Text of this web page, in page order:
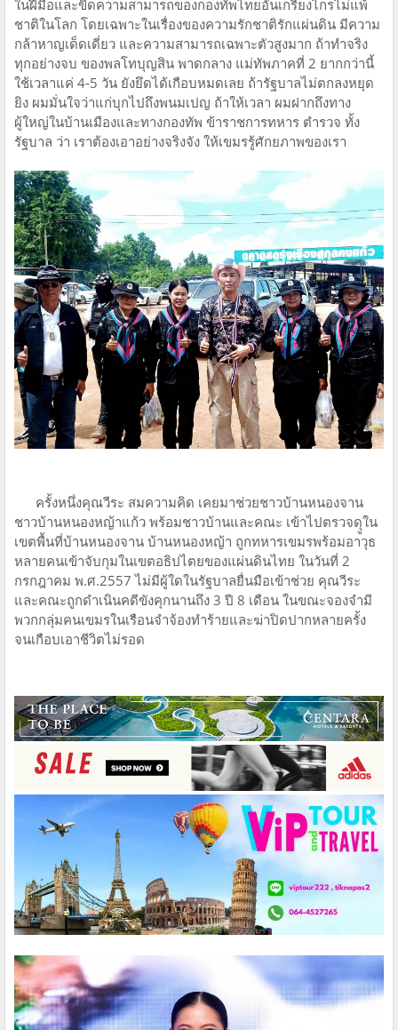
ในฝีมือและขีดความสามารถของกองทัพไทยอันเกรียงไกรไม่แพ้
ชาติในโลก โดยเฉพาะในเรื่องของความรักชาติรักแผ่นดิน มีความ
กล้าหาญเด็ดเดี่ยว และความสามารถเฉพาะตัวสูงมาก ถ้าทำจริง
ทุกอย่างจบ ของพลโทบุญสิน พาดกลาง แม่ทัพภาคที่ 2 ยากกว่านี้
ใช้เวลาแค่ 4-5 วัน ยังยึดได้เกือบหมดเลย ถ้ารัฐบาลไม่ตกลงหยุด
ยิง ผมมั่นใจว่าแก่บุกไปถึงพนมเปญ ถ้าให้เวลา ผมฝากถึงทาง
ผู้ใหญ่ในบ้านเมืองและทางกองทัพ ข้าราชการทหาร ตำรวจ ทั้ง
รัฐบาล ว่า เราต้องเอาอย่างจริงจัง ให้เขมรรู้ศักยภาพของเรา
ครั้งหนึ่งคุณวีระ สมความคิด เคยมาช่วยชาวบ้านหนองจาน
ชาวบ้านหนองหญ้าแก้ว พร้อมชาวบ้านและคณะ เข้าไปตรวจดุูใน
เขตพื้นที่บ้านหนองจาน บ้านหนองหญ้า ถูกทหารเขมรพร้อมอาวุธ
หลายคนเข้าจับกุมในเขตอธิปไตยของแผ่นดินไทย ในวันที่ 2
กรกฎาคม พ.ศ.2557 ไม่มีผู้ใดในรัฐบาลยื่นมือเข้าช่วย คุณวีระ
และคณะถูกดำเนินคดีขังคุกนานถึง 3 ปี 8 เดือน ในขณะจองจำมี
พวกกลุ่มคนเขมรในเรือนจำจ้องทำร้ายและฆ่าปิดปากหลายครั้ง
จนเกือบเอาชีวิตไม่รอด